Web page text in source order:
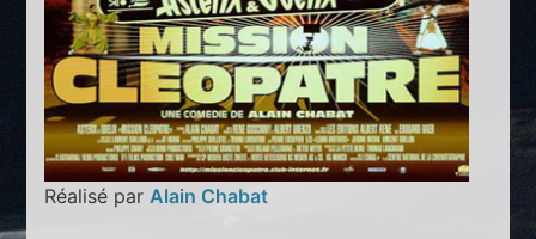
Réalisé par Alain Chabat